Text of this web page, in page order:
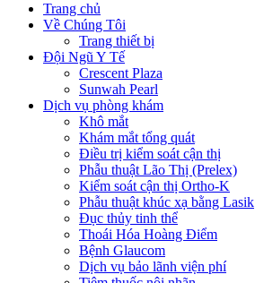
Trang chủ
Về Chúng Tôi
Trang thiết bị
Đội Ngũ Y Tế
Crescent Plaza
Sunwah Pearl
Dịch vụ phòng khám
Khô mắt
Khám mắt tổng quát
Điều trị kiểm soát cận thị
Phẫu thuật Lão Thị (Prelex)
Kiểm soát cận thị Ortho-K
Phẫu thuật khúc xạ bằng Lasik
Đục thủy tinh thể
Thoái Hóa Hoàng Điểm
Bệnh Glaucom
Dịch vụ bảo lãnh viện phí